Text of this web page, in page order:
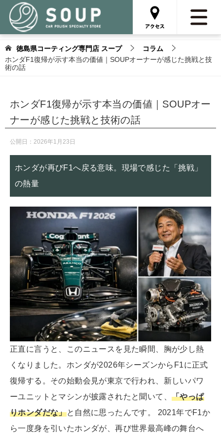
徳島県コーティング専門店 スープ
コラム
ホンダF1復帰が示す本当の価値｜SOUPオーナーが感じた挑戦と技
術の話
ホンダF1復帰が示す本当の価値｜SOUPオー
ナーが感じた挑戦と技術の話
公開日： 2026年1月23日
ホンダが再びF1へ戻る意味。現場で感じた「挑戦」
の熱量
正直に言うと、このニュースを見た瞬間、胸が少し熱
くなりました。ホンダが2026年シーズンからF1に正式
復帰する。その始動会見が東京で行われ、新しいパワ
ーユニットとマシンが披露されたと聞いて、 「やっぱ
りホンダだな」と自然に思ったんです。 2021年でF1か
ら一度身を引いたホンダが、再び世界最高峰の舞台へ